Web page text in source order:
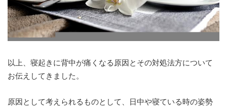
以上、寝起きに背中が痛くなる原因とその対処法方について
お伝えしてきました。
原因として考えられるものとして、日中や寝ている時の姿勢